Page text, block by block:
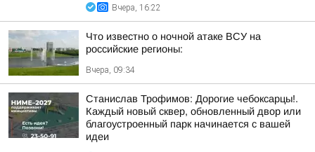
Вчера, 16:22
Что известно о ночной атаке ВСУ на
российские регионы:
Вчера, 09:34
Станислав Трофимов: Дорогие чебоксарцы!.
Каждый новый сквер, обновленный двор или
благоустроенный парк начинается с вашей
идеи